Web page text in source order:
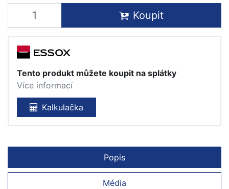
Koupit
Tento produkt můžete koupit na splátky
Více informací
Kalkulačka
Popis
Média